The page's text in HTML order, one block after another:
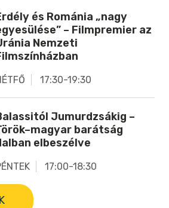
és Románia „nagy
– Filmpremier az
Nemzeti
17:30-19:30
Jumurdzsákig –
barátság
elbeszélve
17:00-18:30